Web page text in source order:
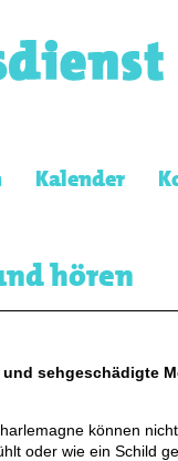
Kalender
hören
sehgeschädigte
können
oder wie ein Schild